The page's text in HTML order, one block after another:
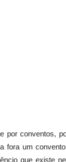
por conventos,
fora um
que existe